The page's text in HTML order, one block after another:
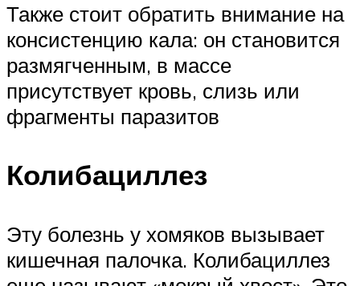
Также стоит обратить внимание на
консистенцию кала: он становится
размягченным, в массе
присутствует кровь, слизь или
фрагменты паразитов
Колибациллез
Эту болезнь у хомяков вызывает
кишечная палочка. Колибациллез